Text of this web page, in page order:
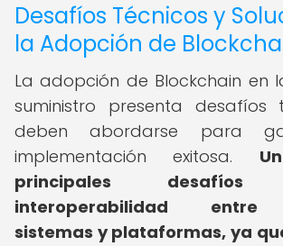
Desafíos Técnicos y
la Adopción de
La adopción de Blockchain en
suministro presenta desafíos
deben abordarse para
implementación exitosa.
principales
interoperabilidad entre
sistemas y plataformas, ya